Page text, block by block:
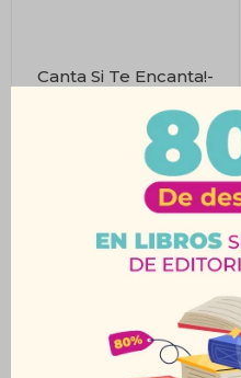
Canta Si Te Encanta!-
1.779